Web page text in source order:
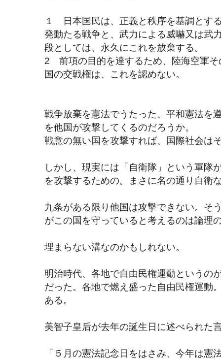
１ 日本国民は、正義と秩序を基調とす
発動たる戦争と、武力による威嚇又は武
段としては、永久にこれを放棄する。
2 前項の目的を達するため、陸海空軍そ
国の交戦権は、これを認めない。
戦争放棄を憲法でうたった、平和憲法を
を他国が攻撃してくるのだろうか。
戦意の無い国を攻撃すれば、国際社会は
しかし、現実には「自衛隊」という軍隊
を攻撃するための。まさに名の通り自衛
九条がある限り他国は攻撃できない。そ
がこの国を守っていると考えるのは論理
埋まらない溝なのかもしれない。
明治時代、各地で自由民権運動というの
だった。各地で燃え盛った自由民権運動
ある。
美智子皇后が去年の誕生日に述べられた
「５月の憲法記念日をはさみ、今年は